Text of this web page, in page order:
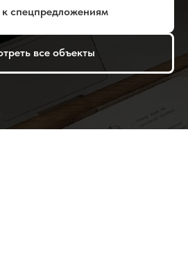
спецпредложениям
все объекты